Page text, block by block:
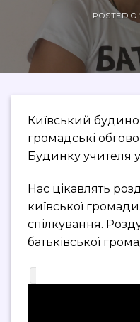
POSTED
Київський
громадські
Будинку учителя
Нас цікавлять
київської
спілкування.
батьківської